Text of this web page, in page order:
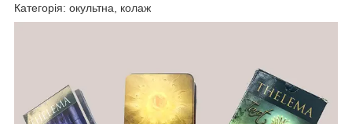
Категорія: окультна, колаж